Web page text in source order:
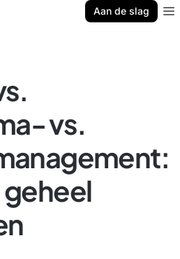
Aan de slag
vs.